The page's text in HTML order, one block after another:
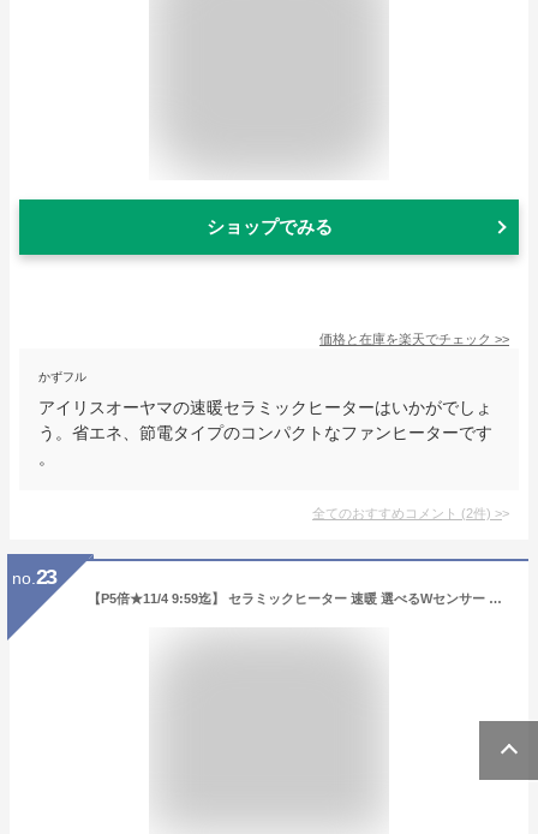
ショップでみる
価格と在庫を楽天でチェック >>
かずフル
アイリスオーヤマの速暖セラミックヒーターはいかがでしょ
う。省エネ、節電タイプのコンパクトなファンヒーターです
。
全てのおすすめコメント (2件) >
no. 23
【P5倍★11/4 9:59迄】 セラミックヒーター 速暖 選べるWセンサー 室温センサー付 大風量 省エネ 小型 首振 足元 ヒーター ファンヒーター リビング キッチン 洗面所 脱衣所 暖房 暖房器具 セラミックファンヒーター アイリスオーヤマ ACH *